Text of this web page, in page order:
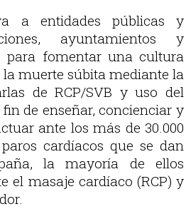
a entidades públicas y
ayuntamientos y
para fomentar una cultura
muerte súbita mediante la
de RCP/SVB y uso del
de enseñar, concienciar y
ante los más de 30.000
cardíacos que se dan
la mayoría de ellos
el masaje cardíaco (RCP) y